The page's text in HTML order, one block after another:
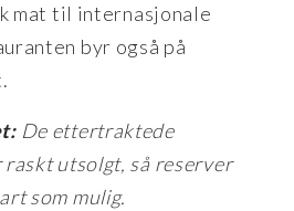
mat til internasjonale
byr også på
De ettertraktede
utsolgt, så reserver
som mulig.